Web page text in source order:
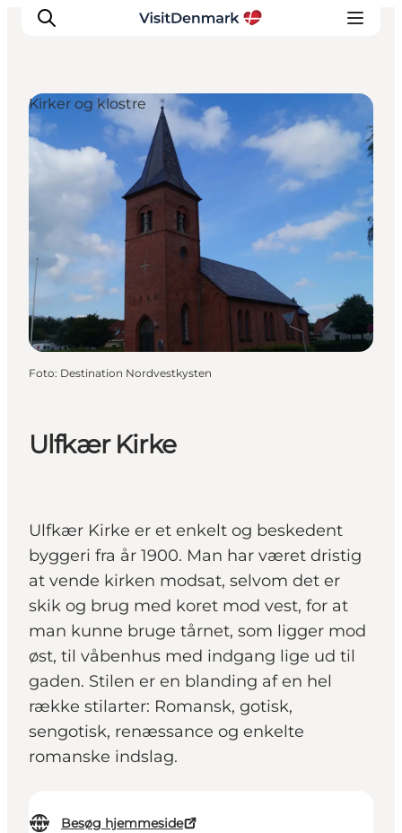
Inspiration
Destinationer
Oplevelser
Overnatning
Planlæg ferien
Ulfkær Kirke
Ulfkær Kirke er et enkelt og beskedent
byggeri fra år 1900. Man har været dristig
at vende kirken modsat, selvom det er
skik og brug med koret mod vest, for at
man kunne bruge tårnet, som ligger mod
øst, til våbenhus med indgang lige ud til
gaden. Stilen er en blanding af en hel
række stilarter: Romansk, gotisk,
sengotisk, renæssance og enkelte
romanske indslag.
Besøg hjemmeside
Kirker og klostre
Foto: Destination Nordvestkysten